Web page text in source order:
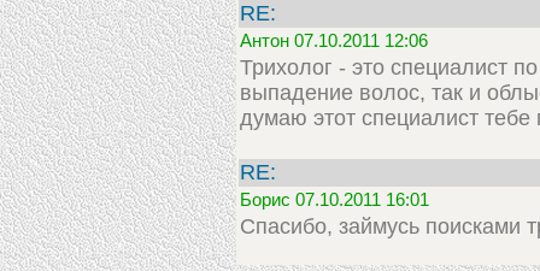
RE:
Антон 07.10.2011 12:06
Трихолог - это специалист
выпадение волос, так и
думаю этот специалист тебе
RE:
Борис 07.10.2011 16:01
Спасибо, займусь поисками